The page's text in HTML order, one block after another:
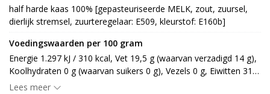
half harde kaas 100% [gepasteuriseerde MELK, zout, zuursel,
dierlijk stremsel, zuurteregelaar: E509, kleurstof: E160b]
Voedingswaarden per 100 gram
Energie 1.297 kJ / 310 kcal, Vet 19,5 g (waarvan verzadigd 14 g),
Koolhydraten 0 g (waarvan suikers 0 g), Vezels 0 g, Eiwitten 31
g, Zout 2 g.
Lees meer